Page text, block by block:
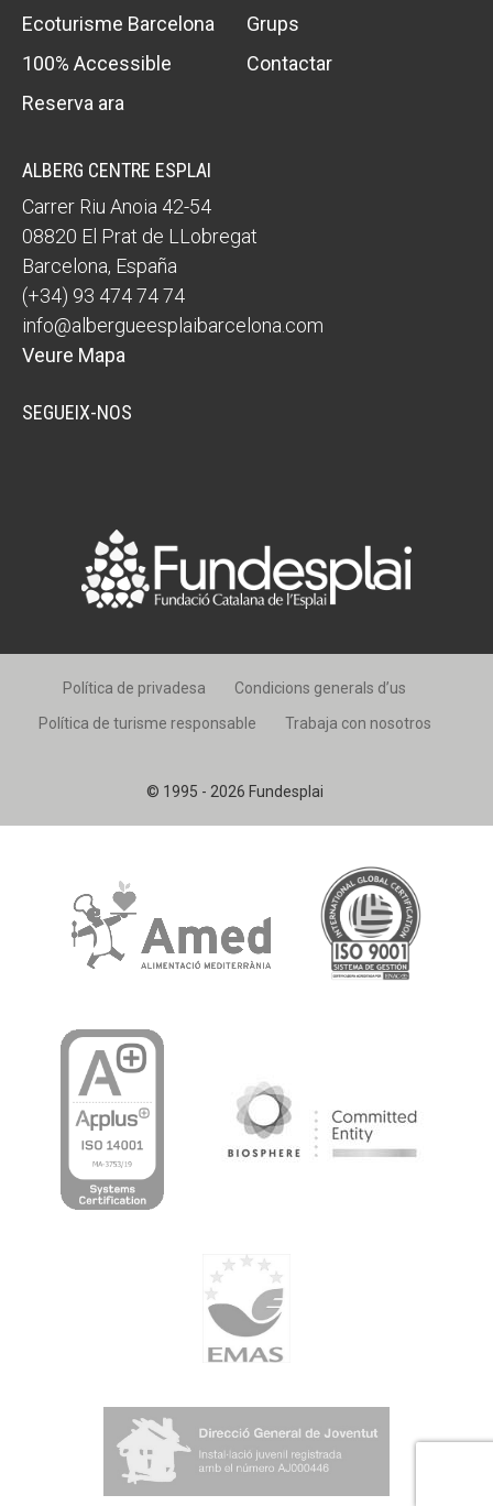
Ecoturisme Barcelona
Grups
100% Accessible
Contactar
Reserva ara
ALBERG CENTRE ESPLAI
Carrer Riu Anoia 42-54
08820 El Prat de LLobregat
Barcelona, España
(+34) 93 474 74 74
info@albergueesplaibarcelona.com
Veure Mapa
SEGUEIX-NOS
© 1995 - 2026 Fundesplai
Política de privadesa
Condicions generals d’us
Política de turisme responsable
Trabaja con nosotros